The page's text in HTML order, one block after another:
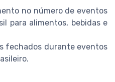
no número de eventos
para alimentos, bebidas e
fechados durante eventos